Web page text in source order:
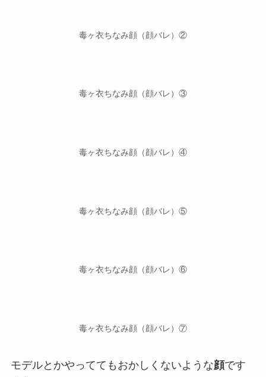
毒ヶ衣ちなみ顔（顔バレ）②
毒ヶ衣ちなみ顔（顔バレ）③
毒ヶ衣ちなみ顔（顔バレ）④
毒ヶ衣ちなみ顔（顔バレ）⑤
毒ヶ衣ちなみ顔（顔バレ）⑥
毒ヶ衣ちなみ顔（顔バレ）⑦
モデルとかやっててもおかしくないような顔です